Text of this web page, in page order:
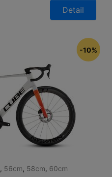
Detail
, 56cm, 58cm, 60cm
-10%